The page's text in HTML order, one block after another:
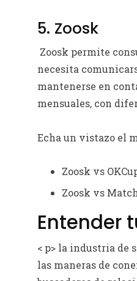
5. Zoosk
Zoosk permite
necesita
mantenerse en
mensuales, con
Echa un vistazo el
Zoosk vs
Zoosk vs
Entender
< p> la industria de
las maneras de